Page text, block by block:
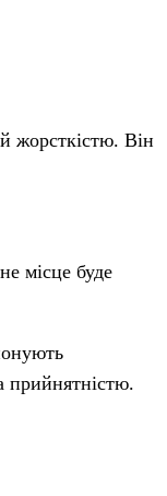
жорсткістю. Він
місце буде
прийнятністю.